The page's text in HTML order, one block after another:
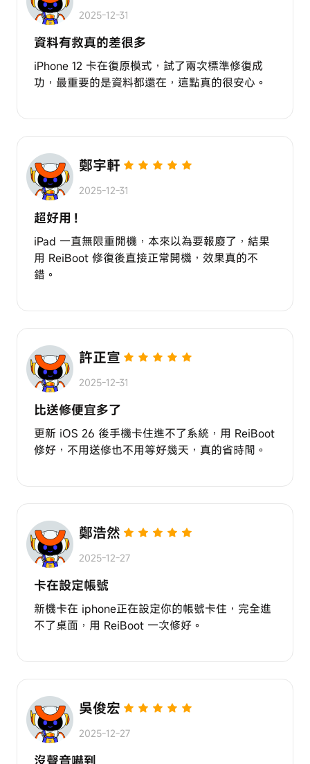
2025-12-31
資料有救真的差很多
iPhone 12 卡在復原模式，試了兩次標準修復成
功，最重要的是資料都還在，這點真的很安心。
鄭宇軒
2025-12-31
超好用！
iPad 一直無限重開機，本來以為要報廢了，結果
用 ReiBoot 修復後直接正常開機，效果真的不
錯。
許正宣
2025-12-31
比送修便宜多了
更新 iOS 26 後手機卡住進不了系統，用 ReiBoot
修好，不用送修也不用等好幾天，真的省時間。
鄭浩然
2025-12-27
卡在設定帳號
新機卡在 iphone正在設定你的帳號卡住，完全進
不了桌面，用 ReiBoot 一次修好。
吳俊宏
2025-12-27
沒聲音嚇到